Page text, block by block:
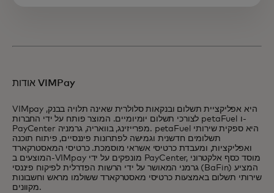
אודות VIMPay
VIMpay היא אפליקציית תשלום ובנקאות סלולרית שאינה תלויה בבנק,
לצורכי תשלום יומיומיים. המוצר פותח על ידי החברות petaFuel ו-
PayCenter מפרייזינג, בוואריה, גרמניה. petaFuel היא ספקית שירותי
תשלומים חדשנית וגמישה לפתרונות פיננסיים, פיתוח תוכנה
ואפליקציות, ומעבדת כרטיסי אשראי מוסמכת. כרטיסי המאסטרקארד
המוצעים ב-VIMpay מונפקים על ידי PayCenter, מוסד כסף אלקטרוני
גרמני המאושר על ידי הרשות הפדרלית לפיקוח פיננסי (BaFin) המציע
שירותי תשלום באמצעות כרטיסי מאסטרקארד ששולמו מראש וחשבונות
מקוונים.